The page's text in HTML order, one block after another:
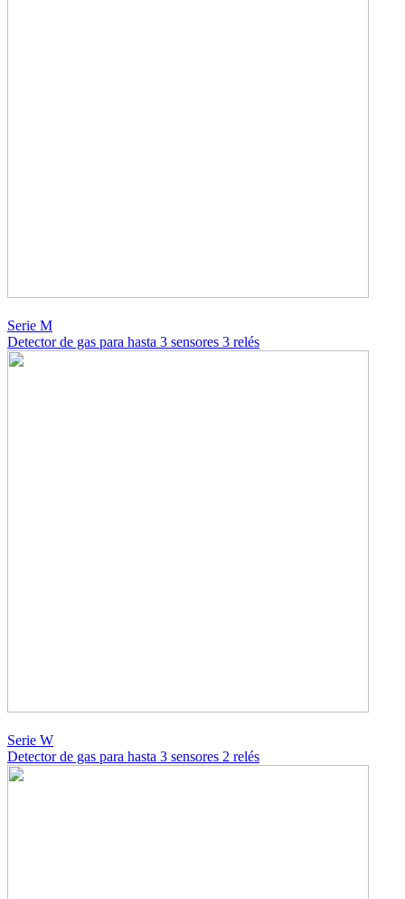
Serie M
Detector de gas para hasta 3 sensores 3 relés
Serie W
Detector de gas para hasta 3 sensores 2 relés